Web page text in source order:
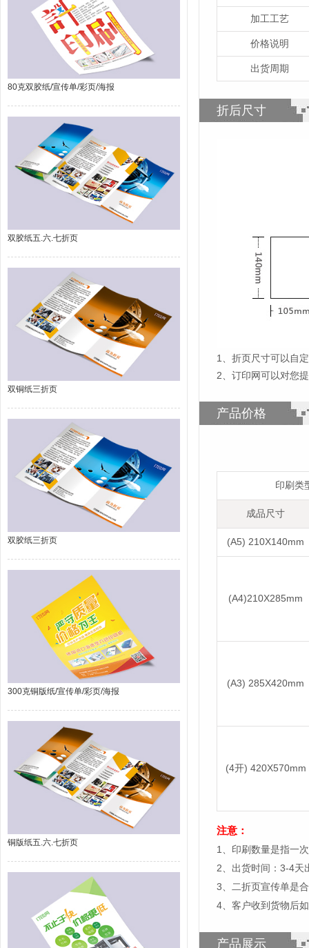
80克双胶纸/宣传单/彩页/海报
双胶纸五.六.七折页
双铜纸三折页
双胶纸三折页
300克铜版纸/宣传单/彩页/海报
铜版纸五.六.七折页
加工工艺
价格说明
出货周期
折后尺寸
1
折页尺寸可以自
2、订印网可以对您
产品价格
印刷类
成品尺寸
(A5) 210X140mm
(A4)210X285mm
(A3) 285X420mm
(4开) 420X570mm
注意：
1、印刷数量是指一
2、出货时间：3-4天
3、二折页宣传单是
4、客户收到货物后
产品展示